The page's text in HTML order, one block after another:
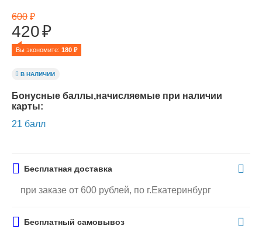
600 ₽
420₽
Вы экономите: 180 ₽
В НАЛИЧИИ
Бонусные баллы,начисляемые при наличии
карты:
21 балл
Бесплатная доставка
при заказе от 600 рублей, по г.Екатеринбург
Бесплатный самовывоз